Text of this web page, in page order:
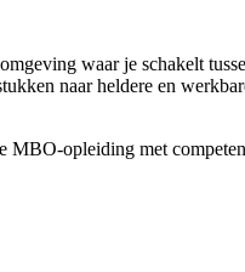
waar je schakelt
naar heldere en
MBO-opleiding met